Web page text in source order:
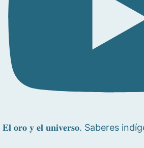
𝐄𝐥 𝐨𝐫𝐨 𝐲 𝐞𝐥 𝐮𝐧𝐢𝐯𝐞𝐫𝐬𝐨. Saberes